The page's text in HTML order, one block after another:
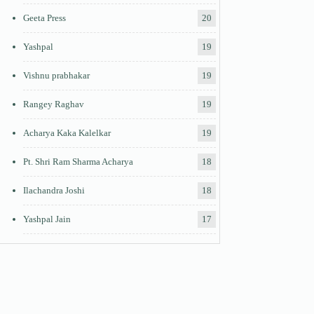
Geeta Press 20
Yashpal 19
Vishnu prabhakar 19
Rangey Raghav 19
Acharya Kaka Kalelkar 19
Pt. Shri Ram Sharma Acharya 18
Ilachandra Joshi 18
Yashpal Jain 17